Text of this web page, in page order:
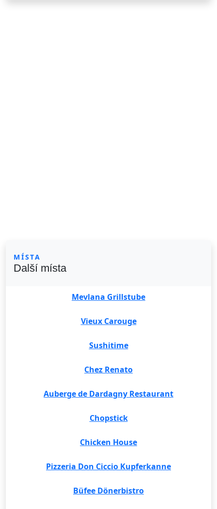
MÍSTA
Další místa
Mevlana Grillstube
Vieux Carouge
Sushitime
Chez Renato
Auberge de Dardagny Restaurant
Chopstick
Chicken House
Pizzeria Don Ciccio Kupferkanne
Büfee Dönerbistro